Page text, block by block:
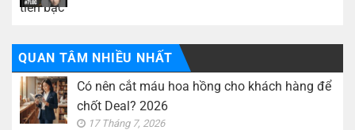
QUAN TÂM NHIỀU NHẤT
Có nên cắt máu hoa hồng cho khách hàng để
chốt Deal? 2026
17 Tháng 7, 2026